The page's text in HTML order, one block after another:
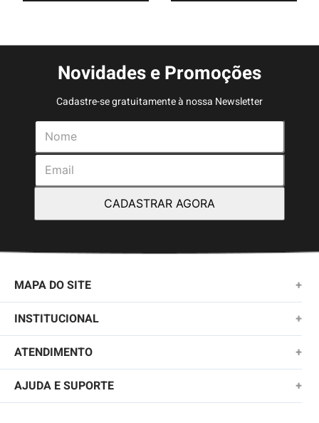
Novidades e Promoções
Cadastre-se gratuitamente à nossa Newsletter
CADASTRAR AGORA
MAPA DO SITE +
NOVIDADES
MASCULINO
KIDS
FEMININO
INSTITUCIONAL +
SOBRE NÓS
TROCAS E DEVOLUÇÕES
POLÍTICA DE ENTREGA
ATENDIMENTO +
(11)2010-1028
AJUDA E SUPORTE +